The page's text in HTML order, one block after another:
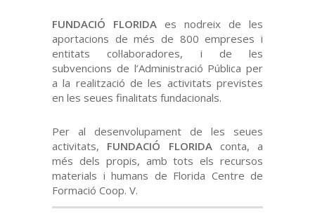
FUNDACIÓ FLORIDA es nodreix de les
aportacions de més de 800 empreses i
entitats col·laboradores, i de les
subvencions de l’Administració Pública per
a la realització de les activitats previstes
en les seues finalitats fundacionals.
Per al desenvolupament de les seues
activitats, FUNDACIÓ FLORIDAconta, a
més dels propis, amb tots els recursos
materials i humans de Florida Centre de
Formació Coop. V.